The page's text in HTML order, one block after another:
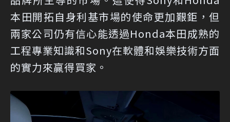
本田開拓自身利基市場的使命更加艱鉅，但
兩家公司仍有信心能透過Honda本田成熟的
工程專業知識和Sony在軟體和娛樂技術方面
的實力來贏得買家。